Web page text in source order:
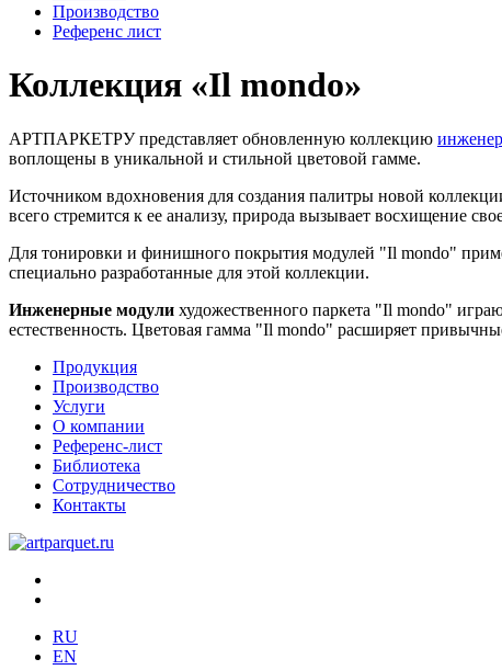
Производство
Референс лист
Коллекция «Il mondo»
АРТПАРКЕТРУ представляет обновленную коллекцию
воплощены в уникальной и стильной цветовой гамме.
Источником вдохновения для создания палитры новой
всего стремится к ее анализу, природа вызывает восхищение
Для тонировки и финишного покрытия модулей "Il mondo"
специально разработанные для этой коллекции.
Инженерные модули художественного паркета "Il mondo"
естественность. Цветовая гамма "Il mondo" расширяет
Продукция
Производство
Услуги
О компании
Референс-лист
Библиотека
Сотрудничество
Контакты
RU
EN